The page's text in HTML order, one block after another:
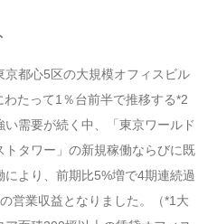
京都心5区の大規模オフィスビル
たって1％台前半で推移する*2
需要が続く中、「東京ワールド
タワー」の新規稼働ならびに既
より、前期比5%増で4期連続過
営業収益となりました。（*1大